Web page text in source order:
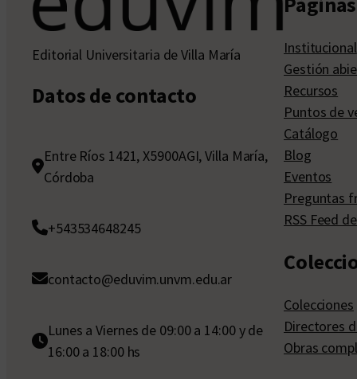
Editorial Universitaria de Villa María
Datos de contacto
Entre Ríos 1421, X5900AGI, Villa María,
Córdoba
+543534648245
contacto@eduvim.unvm.edu.ar
Lunes a Viernes de 09:00 a 14:00 y de
16:00 a 18:00 hs
Institucional
Gestión
Recursos
Puntos de
Catálogo
Blog
Eventos
Preguntas
RSS Feed
Colecciones
Directores
Obras